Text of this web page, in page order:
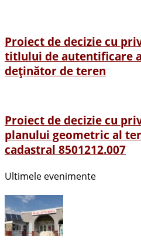
Proiect de decizie cu
titlului de autentificare
deținător de teren
Proiect de decizie cu
planului geometric al
cadastral 8501212.007
Ultimele evenimente